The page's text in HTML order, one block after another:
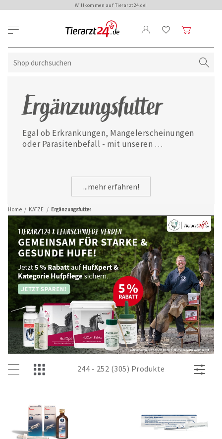
Willkommen auf Tierarzt24.de!
Home / KATZE / Ergänzungsfutter
Ergänzungsfutter
Egal ob Erkrankungen, Mangelerscheinungen
oder Parasitenbefall - mit unseren
...mehr erfahren!
244 - 252 (305) Produkte